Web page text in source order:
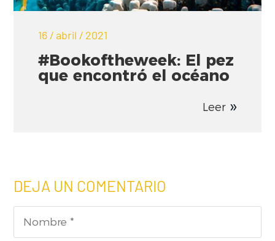
16 / abril / 2021
#Bookoftheweek: El pez
que encontró el océano
Leer
DEJA UN COMENTARIO